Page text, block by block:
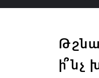
ի՞նչ